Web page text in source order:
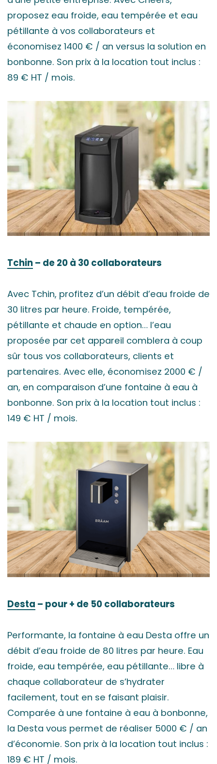
proposez eau froide, eau tempérée et eau
pétillante à vos collaborateurs et
économisez 1400 € / an versus la solution en
bonbonne. Son prix à la location tout inclus :
89 € HT / mois.
Tchin – de 20 à 30 collaborateurs
Avec Tchin, profitez d’un débit d’eau froide de
30 litres par heure. Froide, tempérée,
pétillante et chaude en option… l’eau
proposée par cet appareil comblera à coup
sûr tous vos collaborateurs, clients et
partenaires. Avec elle, économisez 2000 € /
an, en comparaison d’une fontaine à eau à
bonbonne. Son prix à la location tout inclus :
149 € HT / mois.
Desta – pour + de 50 collaborateurs
Performante, la fontaine à eau Desta offre un
débit d’eau froide de 80 litres par heure. Eau
froide, eau tempérée, eau pétillante… libre à
chaque collaborateur de s’hydrater
facilement, tout en se faisant plaisir.
Comparée à une fontaine à eau à bonbonne,
la Desta vous permet de réaliser 5000 € / an
d’économie. Son prix à la location tout inclus :
189 € HT / mois.